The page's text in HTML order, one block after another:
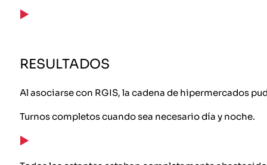
RESULTADOS
Al asociarse con RGIS, la cadena de hipermercados
Turnos completos cuando sea necesario día y noche.